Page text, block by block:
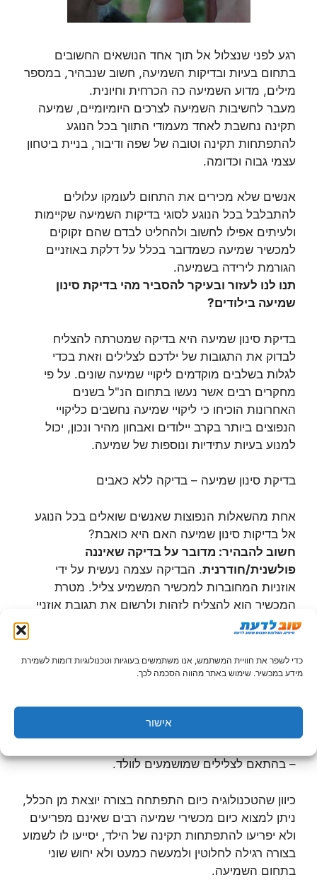
כדי לשפר את חוויית המשתמש, אנו משתמשים בעוגיות וטכנולוגיות דומות לשמירת
מידע במכשיר. שימוש באתר מהווה הסכמה לכך.
אישור
רגע לפני שנצלול אל תוך אחד הנושאים החשובים
בתחום בעיות ובדיקות השמיעה, חשוב שנבהיר, במספר
מילים, מדוע השמיעה כה הכרחית וחיונית.
מעבר לחשיבות השמיעה לצרכים היומיומיים, שמיעה
תקינה נחשבת לאחד מעמודי התווך בכל הנוגע
להתפתחות תקינה וטובה של שפה ודיבור, בניית ביטחון
עצמי גבוה וכדומה.
אנשים שלא מכירים את התחום לעומקו עלולים
להתבלבל בכל הנוגע לסוגי בדיקות השמיעה שקיימות
ולעיתים אפילו לחשוב ולהחליט לבדם שהם זקוקים
למכשיר שמיעה כשמדובר בכלל על דלקת באוזניים
הגורמת לירידה בשמיעה.
תנו לנו לעזור ובעיקר להסביר מהי בדיקת סינון
שמיעה בילודים?
בדיקת סינון שמיעה היא בדיקה שמטרתה להצליח
לבדוק את התגובות של ילדכם לצלילים וזאת בכדי
לגלות בשלבים מוקדמים ליקויי שמיעה שונים. על פי
מחקרים רבים אשר נעשו בתחום הנ"ל בשנים
האחרונות הוכיחו כי ליקויי שמיעה נחשבים כליקויי
הנפוצים ביותר בקרב יילודים ואבחון מהיר ונכון, יכול
למנוע בעיות עתידיות ונוספות של שמיעה.
בדיקת סינון שמיעה – בדיקה ללא כאבים
אחת מהשאלות הנפוצות שאנשים שואלים בכל הנוגע
אל בדיקות סינון שמיעה האם היא כואבת?
חשוב להבהיר: מדובר על בדיקה שאיננה
פולשנית/חודרנית. הבדיקה עצמה נעשית על ידי
אוזניות המחוברות למכשיר המשמיע צליל. מטרת
המכשיר הוא להצליח לזהות ולרשום את תגובת אוזניי
התינוק לצלילים הללו.
מה קורה במידה ולא מתקבלות תגובות אתם שואלים?
שאלה מצוינת. במידה ואכן לא מתקבלת תגובה
ללקות שמיעה, מתבצעת בדיקה נוספת הנקראת בדיקת
ABR. בעת הבדיקה הזו מוצמדות אלקטרודות לראשו
– בהתאם לצלילים שמושמעים לוולד.
כיוון שהטכנולוגיה כיום התפתחה בצורה יוצאת מן הכלל,
ניתן למצוא כיום מכשירי שמיעה רבים שאינם מפריעים
ולא יפריעו להתפתחות תקינה של הילד, יסייעו לו לשמוע
בצורה רגילה לחלוטין ולמעשה כמעט ולא יחוש שוני
בתחום השמיעה.